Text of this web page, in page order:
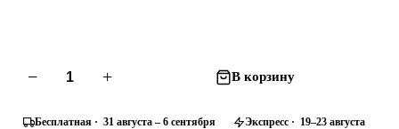
− + В корзину
Бесплатная · 31 августа – 6 сентября
Экспресс · 19–23 августа